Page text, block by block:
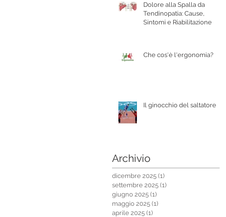
Dolore alla Spalla da
Tendinopatia: Cause,
Sintomi e Riabilitazione
Che cos'è l'ergonomia?
Il ginocchio del saltatore
Archivio
dicembre 2025 (1)
settembre 2025 (1)
giugno 2025 (1)
maggio 2025 (1)
aprile 2025 (1)